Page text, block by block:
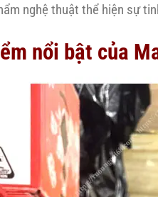
nghệ thuật thể hiện sự
nổi bật của